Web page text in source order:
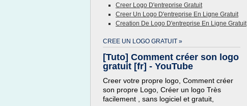
Creer Logo D'entreprise Gratuit
Creer Un Logo D'entreprise En Ligne Gratuit
Creation De Logo D'entreprise En Ligne Gratuit
CREE UN LOGO GRATUIT »
[Tuto] Comment créer son logo
gratuit [fr] - YouTube
Creer votre propre logo, Comment créer
son propre Logo, Créer un logo Très
facilement , sans logiciel et gratuit,